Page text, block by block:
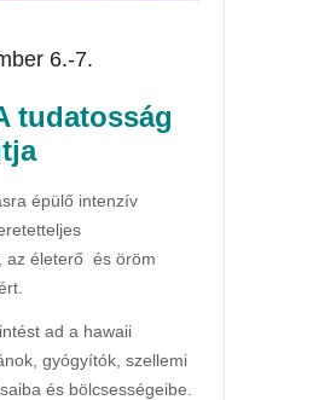
6.-7.
tudatosság
épülő intenzív
az életerő és öröm
ad a hawaii
gyógyítók, szellemi
és bölcsességeibe.